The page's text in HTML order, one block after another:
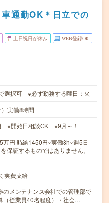
通勤OK＊日立での
土日祝日が休み WEB登録OK
選択可 ※必ず勤務する曜日：火
実働8時間
※開始日相談OK ※9月～！
円 時給1450円×実働8h×週5日
保証するものではありません。
実費支給
のメンテナンス会社での管理部で
（従業員40名程度）・社会…